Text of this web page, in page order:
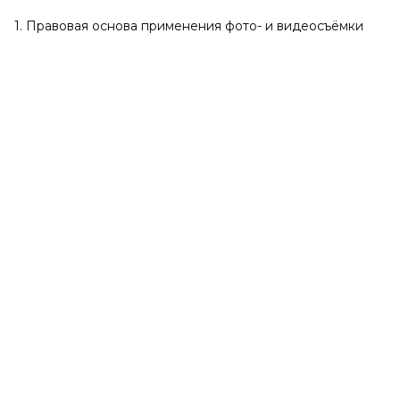
1. Правовая основа применения фото- и видеосъёмки